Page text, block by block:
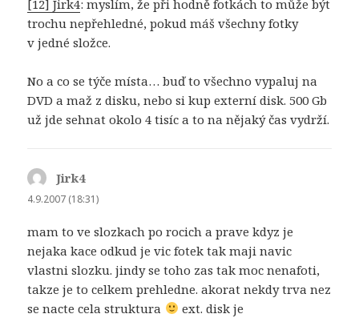
[12] Jirk4: myslím, že při hodně fotkách to může být
trochu nepřehledné, pokud máš všechny fotky
v jedné složce.
No a co se týče místa… buď to všechno vypaluj na
DVD a maž z disku, nebo si kup externí disk. 500 Gb
už jde sehnat okolo 4 tisíc a to na nějaký čas vydrží.
Jirk4napsal:
4.9.2007 (18:31)
mam to ve slozkach po rocich a prave kdyz je
nejaka kace odkud je vic fotek tak maji navic
vlastni slozku. jindy se toho zas tak moc nenafoti,
takze je to celkem prehledne. akorat nekdy trva nez
se nacte cela struktura
ext. disk je